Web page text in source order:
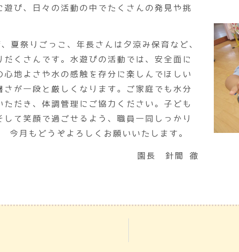
遊び、日々の活動の中でたくさんの発見や挑
夏祭りごっこ、年長さんは夕涼み保育など、
だくさんです。水遊びの活動では、安全面に
心地よさや水の感触を存分に楽しんでほしい
さが一段と厳しくなります。ご家庭でも水分
ただき、体調管理にご協力ください。子ども
して笑顔で過ごせるよう、職員一同しっかり
今月もどうぞよろしくお願いいたします。
園長 針間 徹